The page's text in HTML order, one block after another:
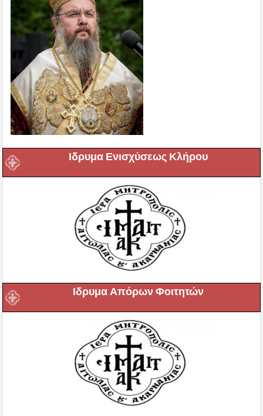
Ιδρυμα Ενισχύσεως Κλήρου
Ιδρυμα Απόρων Φοιτητών